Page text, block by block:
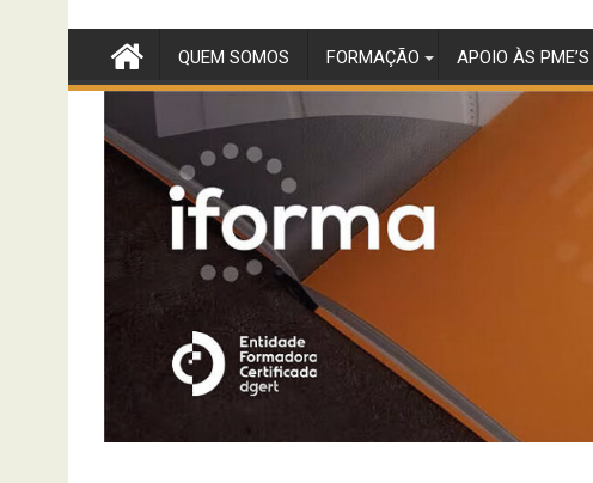
content
QUEM SOMOS FORMAÇÃO APOIO ÀS PME’S